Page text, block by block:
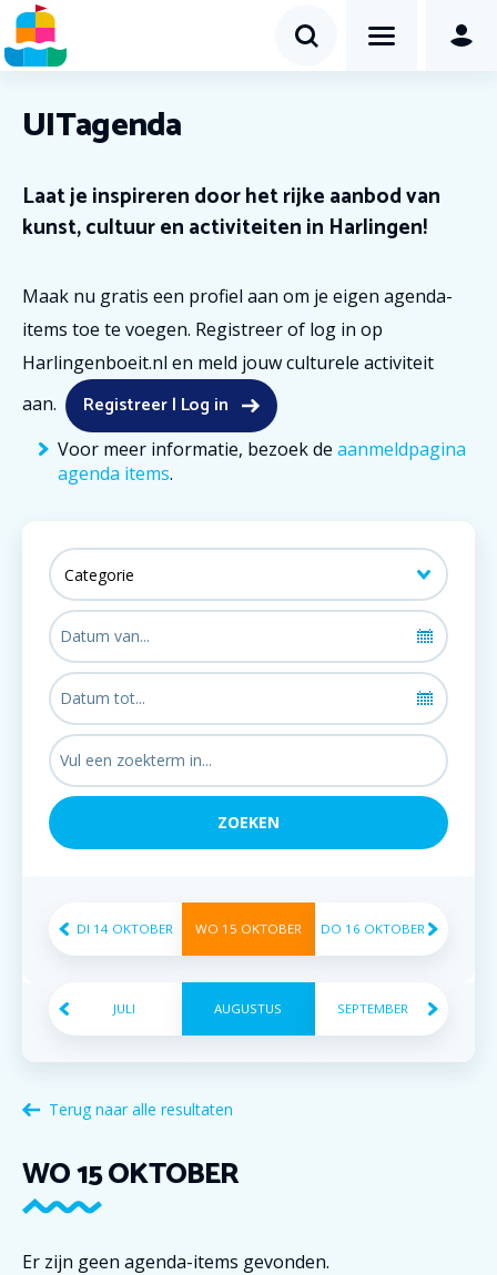
UITagenda
Laat je inspireren door het rijke aanbod van
kunst, cultuur en activiteiten in Harlingen!
Maak nu gratis een profiel aan om je eigen agenda-
items toe te voegen. Registreer of log in op
Harlingenboeit.nl en meld jouw culturele activiteit
aan.
Registreer | Log in
Voor meer informatie, bezoek de aanmeldpagina
agenda items.
DI 14 OKTOBER WO 15 OKTOBER DO 16 OKTOBER
JULI AUGUSTUS SEPTEMBER
Terug naar alle resultaten
WO15OKTOBER
Er zijn geen agenda-items gevonden.